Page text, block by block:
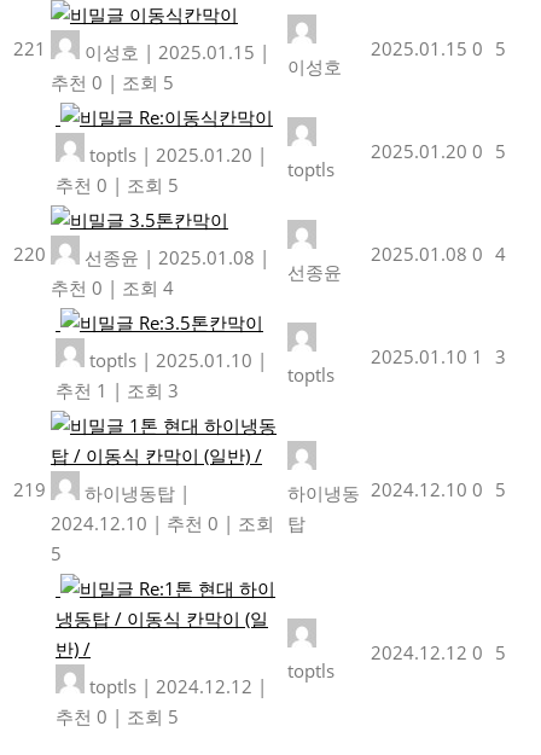
221
이동식칸막이
이성호 | 2025.01.15 |
추천 0 | 조회 5
이성호
2025.01.15 0 5
Re:이동식칸막이
toptls | 2025.01.20 |
추천 0 | 조회 5
toptls
2025.01.20 0 5
220
3.5톤칸막이
선종윤 | 2025.01.08 |
추천 0 | 조회 4
선종윤
2025.01.08 0 4
Re:3.5톤칸막이
toptls | 2025.01.10 |
추천 1 | 조회 3
toptls
2025.01.10 1 3
219
1톤 현대 하이냉동
탑 / 이동식 칸막이 (일반) /
하이냉동탑 |
2024.12.10 | 추천 0 | 조회
5
하이냉동
탑
2024.12.10 0 5
Re:1톤 현대 하이
냉동탑 / 이동식 칸막이 (일
반) /
toptls | 2024.12.12 |
추천 0 | 조회 5
toptls
2024.12.12 0 5